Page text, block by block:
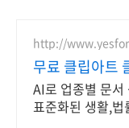
http://
무료 클립아트
AI로 업종별 문
표준화된 생활,법